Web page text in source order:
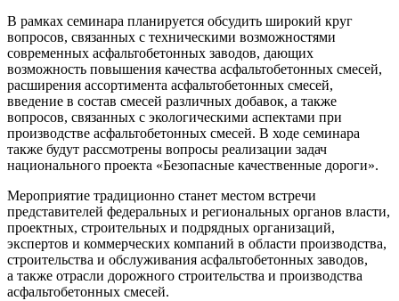
В рамках семинара планируется обсудить широкий круг
вопросов, связанных с техническими возможностями
современных асфальтобетонных заводов, дающих
возможность повышения качества асфальтобетонных смесей,
расширения ассортимента асфальтобетонных смесей,
введение в состав смесей различных добавок, а также
вопросов, связанных с экологическими аспектами при
производстве асфальтобетонных смесей. В ходе семинара
также будут рассмотрены вопросы реализации задач
национального проекта «Безопасные качественные дороги».
Мероприятие традиционно станет местом встречи
представителей федеральных и региональных органов власти,
проектных, строительных и подрядных организаций,
экспертов и коммерческих компаний в области производства,
строительства и обслуживания асфальтобетонных заводов,
а также отрасли дорожного строительства и производства
асфальтобетонных смесей.